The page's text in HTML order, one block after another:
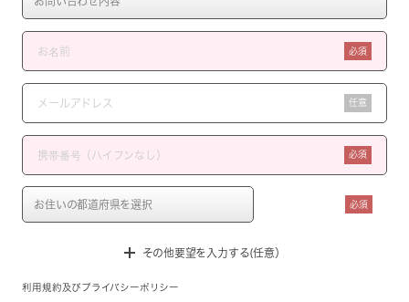
必須
任意
必須
必須
その他要望を入力する(任意）
利用規約 及び プライバシーポリシー